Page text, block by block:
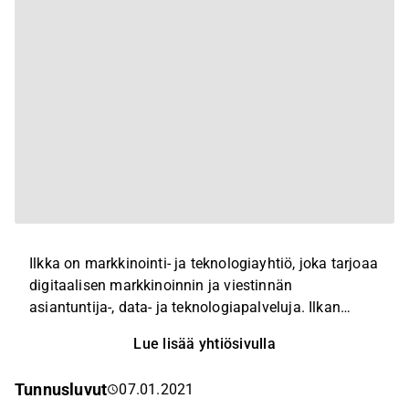
Ilkka on markkinointi- ja teknologiayhtiö, joka tarjoaa
digitaalisen markkinoinnin ja viestinnän
asiantuntija-, data- ja teknologiapalveluja. Ilkan
viestintäteknologian edelläkävijänä toimiva
tytäryhtiö Ungapped, dataohjatun myynnin ja
Lue lisää yhtiösivulla
Tunnusluvut 07.01.2021